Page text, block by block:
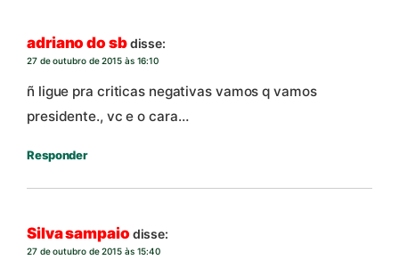
adriano do sbdisse:
27 de outubro de 2015 às 16:10
ñ ligue pra criticas negativas vamos q vamos
presidente., vc e o cara…
Responder
Silva sampaio disse:
27 de outubro de 2015 às 15:40